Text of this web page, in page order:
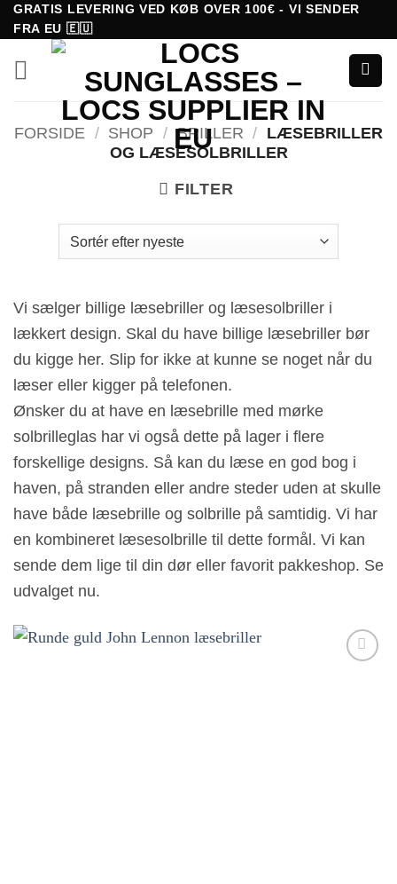
Fortsæt
til
indhold
GRATIS LEVERING VED KØB OVER 100€ - VI SENDER
FRA EU 🇪🇺
FORSIDE / SHOP / BRILLER / LÆSEBRILLER
OG LÆSESOLBRILLER
FILTER
Vi sælger billige læsebriller og læsesolbriller i
lækkert design. Skal du have billige læsebriller bør
du kigge her. Slip for ikke at kunne se noget når du
læser eller kigger på telefonen.
Ønsker du at have en læsebrille med mørke
solbrilleglas har vi også dette på lager i flere
forskellige designs. Så kan du læse en god bog i
haven, på stranden eller andre steder uden at skulle
have både læsebrille og solbrille på samtidig. Vi har
en kombineret læsesolbrille til dette formål. Vi kan
sende dem lige til din dør eller favorit pakkeshop. Se
udvalget nu.